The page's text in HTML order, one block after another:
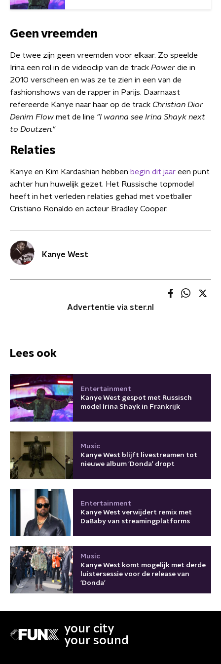
Geen vreemden
De twee zijn geen vreemden voor elkaar. Zo speelde
Irina een rol in de videoclip van de track Power die in
2010 verscheen en was ze te zien in een van de
fashionshows van de rapper in Parijs. Daarnaast
refereerde Kanye naar haar op de track Christian Dior
Denim Flow met de line "I wanna see Irina Shayk next
to Doutzen."
Relaties
Kanye en Kim Kardashian hebben begin dit jaar een punt
achter hun huwelijk gezet. Het Russische topmodel
heeft in het verleden relaties gehad met voetballer
Cristiano Ronaldo en acteur Bradley Cooper.
Kanye West
Advertentie via ster.nl
Lees ook
Entertainment
Kanye West gespot met Russisch
model Irina Shayk in Frankrijk
Music
Kanye West blijft livestreamen tot
nieuwe album 'Donda' dropt
Entertainment
Kanye West verwijdert remix met
DaBaby van streamingplatforms
Music
Kanye West komt mogelijk met derde
luistersessie voor de release van
'Donda'
your city
your sound